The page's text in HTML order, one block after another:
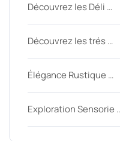
Découvrez les Déli …
Découvrez les trés …
Élégance Rustique …
Exploration Sensorie